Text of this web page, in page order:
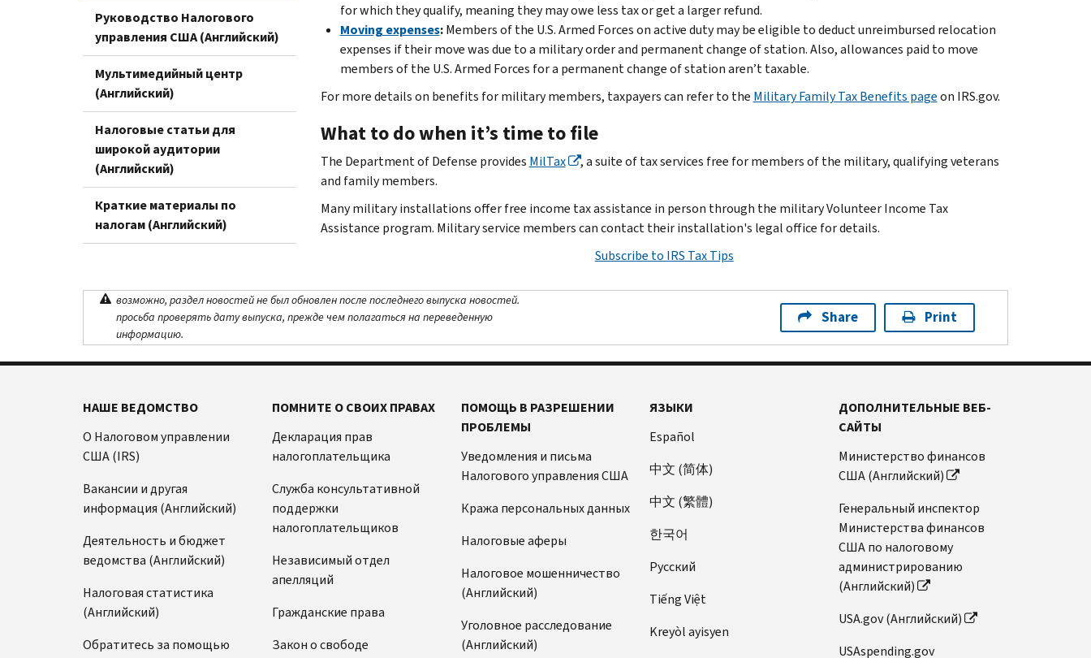
Руководство Налогового
управления США (Английский)
Мультимедийный центр
(Английский)
Налоговые статьи для
широкой аудитории
(Английский)
Краткие материалы по
налогам (Английский)
for which they qualify, meaning they may owe less tax or get a larger refund.
Moving expenses:Members of the U.S. Armed Forces on active duty may be eligible to deduct unreimbursed relocation
expenses if their move was due to a military order and permanent change of station. Also, allowances paid to move
members of the U.S. Armed Forces for a permanent change of station aren’t taxable.
For more details on benefits for military members, taxpayers can refer to the Military Family Tax Benefits pageon IRS.gov.
What to do when it’s time to file
The Department of Defense provides MilTax
, a suite of tax services free for members of the military, qualifying veterans
and family members.
Many military installations offer free income tax assistance in person through the military Volunteer Income Tax
Assistance program. Military service members can contact their installation's legal office for details.
Subscribe to IRS Tax Tips
возможно, раздел новостей не был обновлен после последнего выпуска новостей.
просьба проверять дату выпуска, прежде чем полагаться на переведенную
информацию.
Share Print
НАШЕ ВЕДОМСТВО
О Налоговом управлении
США (IRS)
Вакансии и другая
информация (Английский)
Деятельность и бюджет
ведомства (Английский)
Налоговая статистика
(Английский)
Обратитесь за помощью
ПОМНИТЕ О СВОИХ ПРАВАХ
Декларация прав
налогоплательщика
Служба консультативной
поддержки
налогоплательщиков
Независимый отдел
апелляций
Гражданские права
Закон о свободе
ПОМОЩЬ В РАЗРЕШЕНИИ
ПРОБЛЕМЫ
Уведомления и письма
Налогового управления США
Кража персональных данных
Налоговые аферы
Налоговое мошенничество
(Английский)
Уголовное расследование
(Английский)
ЯЗЫКИ
Español
中文 (简体)
中文 (繁體)
한국어
Pусский
Tiếng Việt
Kreyòl ayisyen
ДОПОЛНИТЕЛЬНЫЕ ВЕБ-
САЙТЫ
Министерство финансов
США (Английский)
Генеральный инспектор
Министерства финансов
США по налоговому
администрированию
(Английский)
USA.gov (Английский)
USAspending.gov